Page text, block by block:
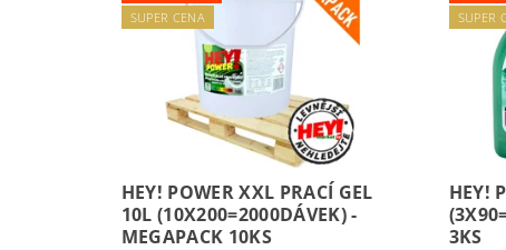
SUPER CENA
HEY! POWER XXL PRACÍ GEL
10L (10X200=2000DÁVEK) -
MEGAPACK 10KS
SUPER
HEY!
3KS